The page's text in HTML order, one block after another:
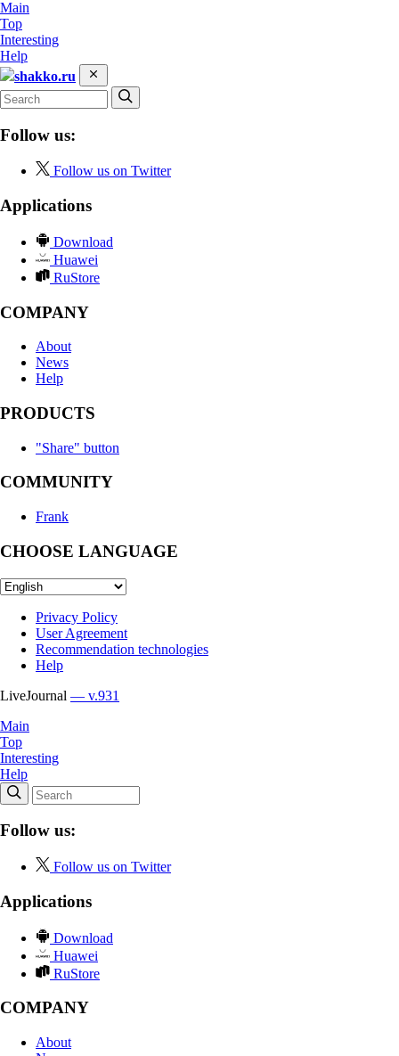
Main
Top
Interesting
Help
shakko.ru
Follow us:
Follow us on Twitter
Applications
Download
Huawei
RuStore
COMPANY
About
News
Help
PRODUCTS
"Share" button
COMMUNITY
Frank
CHOOSE LANGUAGE
Privacy Policy
User Agreement
Recommendation technologies
Help
LiveJournal — v.931
Main
Top
Interesting
Help
Follow us:
Follow us on Twitter
Applications
Download
Huawei
RuStore
COMPANY
About